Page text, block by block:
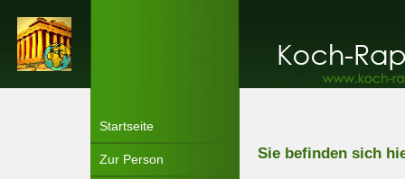
Startseite
Zur Person Sie befinden sich